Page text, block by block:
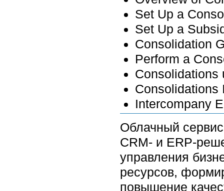
Set Up a
Set Up a
Consolidation
Perform a
Consolidations
Consolidations
Intercompany
Облачный
CRM- и ERP-
управления
ресурсов,
повышение